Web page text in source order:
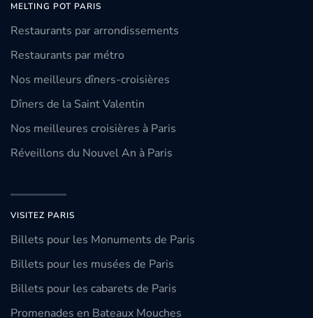
MELTING POT PARIS
Restaurants par arrondissements
Restaurants par métro
Nos meilleurs dîners-croisières
Dîners de la Saint Valentin
Nos meilleures croisières à Paris
Réveillons du Nouvel An à Paris
VISITEZ PARIS
Billets pour les Monuments de Paris
Billets pour les musées de Paris
Billets pour les cabarets de Paris
Promenades en Bateaux Mouches